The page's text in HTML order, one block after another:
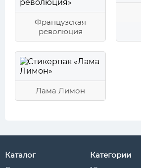
Французская
революция
Лама Лимон
Каталог
Категории